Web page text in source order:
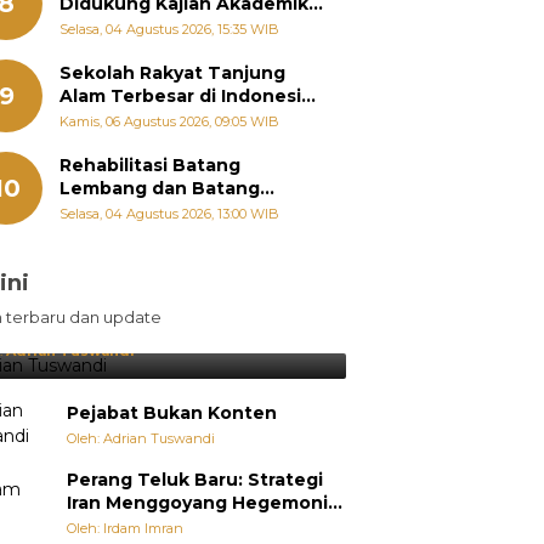
Zigo Rolanda: Agar Mudah
Kementerian
Selasa, 04 Agustus 2026, 15:35 WIB
9
Sekolah Rakyat Tanjung
Alam Terbesar di Indonesia,
Groundbreaking September
Kamis, 06 Agustus 2026, 09:05 WIB
Rehabilitasi Batang
Lembang dan Batang
Gawan Segera Dimulai, Zigo
Selasa, 04 Agustus 2026, 13:00 WIB
terbaru dan update
Lebih Diunggulkan, tetapi
Selalu Punya Cara Membuat
Adrian Tuswandi
Pejabat Bukan Konten
Oleh: Adrian Tuswandi
Perang Teluk Baru: Strategi
Iran Menggoyang Hegemoni
AS dari Dalam
Oleh: Irdam Imran